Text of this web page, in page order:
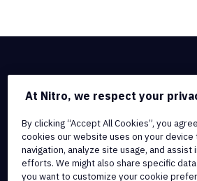
At Nitro, we respect your
By clicking “Accept All Cookies”, you
cookies our website uses on your device
navigation, analyze site usage, and assist
efforts. We might also share specific
you want to customize your cookie